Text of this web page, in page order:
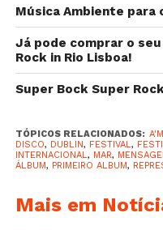
Música Ambiente para
Já pode comprar o
Rock in Rio Lisboa!
Super Bock Super
TÓPICOS RELACIONADOS:
DISCO, DUBLIN, FESTIVAL,
INTERNACIONAL, MAR,
ÁLBUM, PRIMEIRO ALBUM,
Mais em